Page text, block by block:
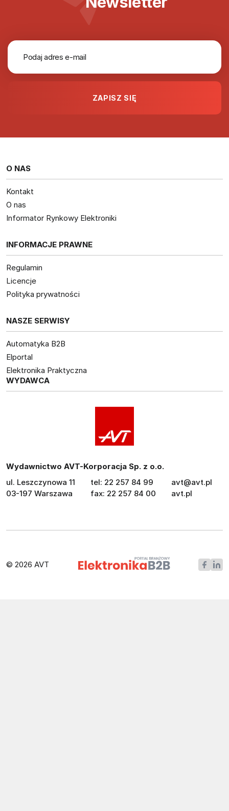
O NAS
Kontakt
O nas
Informator Rynkowy Elektroniki
INFORMACJE PRAWNE
Regulamin
Licencje
Polityka prywatności
NASZE SERWISY
Automatyka B2B
Elportal
Elektronika Praktyczna
WYDAWCA
Wydawnictwo AVT-Korporacja Sp. z o.o.
ul. Leszczynowa 11
03-197 Warszawa
tel: 22 257 84 99
fax: 22 257 84 00
avt@avt.pl
avt.pl
© 2026 AVT